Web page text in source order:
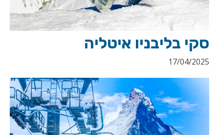
סקי בליבניו איטליה
17/04/2025